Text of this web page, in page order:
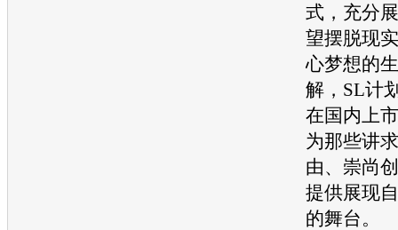
式，充分
望摆脱现
心梦想的
解，SL计
在国内上
为那些讲
由、崇尚
提供展现
的舞台。